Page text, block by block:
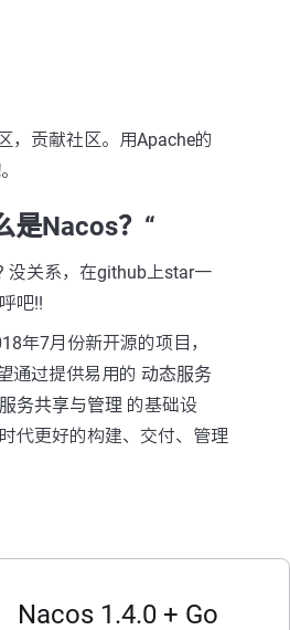
，贡献社区。用Apache的
。
是Nacos？“
没关系，在github上star一
吧!!
年7月份新开源的项目，
通过提供易用的 动态服务
服务共享与管理 的基础设
代更好的构建、交付、管理
Nacos 1.4.0 + Go